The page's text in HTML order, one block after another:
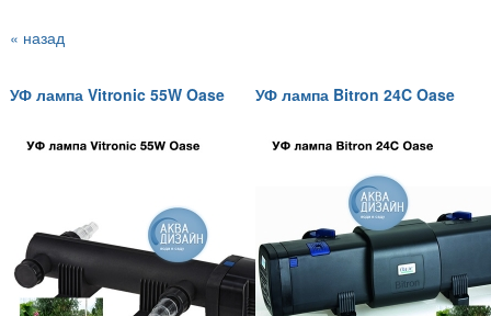
« назад
УФ лампа Vitronic 55W Oase УФ лампа Bitron 24C Oase